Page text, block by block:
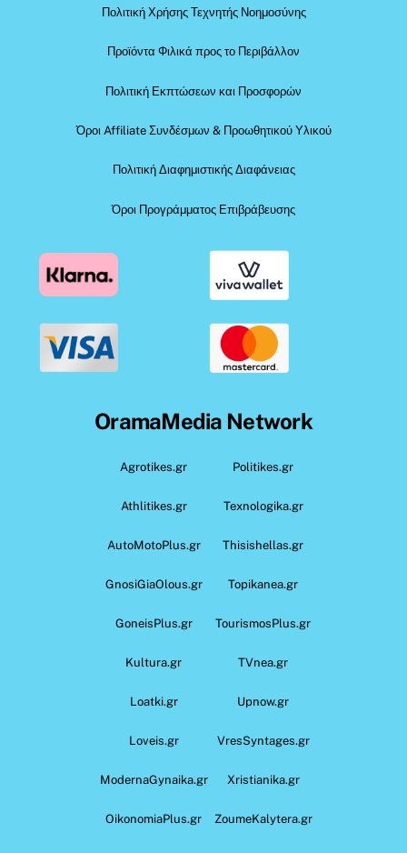
Πολιτική Χρήσης Τεχνητής Νοημοσύνης
Προϊόντα Φιλικά προς το Περιβάλλον
Πολιτική Εκπτώσεων και Προσφορών
Όροι Affiliate Συνδέσμων & Προωθητικού Υλικού
Πολιτική Διαφημιστικής Διαφάνειας
Όροι Προγράμματος Επιβράβευσης
OramaMedia Network
Agrotikes.gr Politikes.gr
Athlitikes.gr Texnologika.gr
AutoMotoPlus.gr Thisishellas.gr
GnosiGiaOlous.gr Topikanea.gr
GoneisPlus.gr TourismosPlus.gr
Kultura.gr TVnea.gr
Loatki.gr Upnow.gr
Loveis.gr VresSyntages.gr
ModernaGynaika.gr Xristianika.gr
OikonomiaPlus.gr ZoumeKalytera.gr